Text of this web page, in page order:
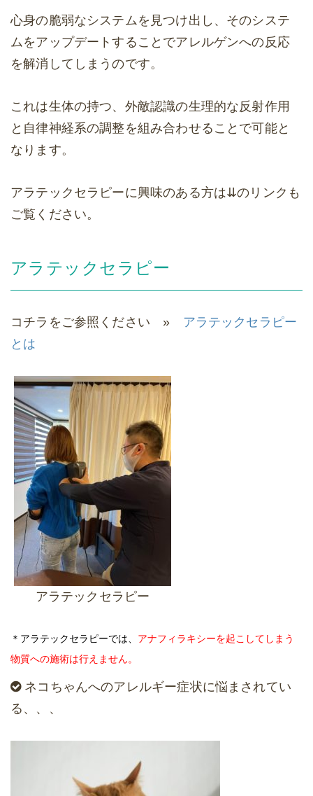
心身の脆弱なシステムを見つけ出し、そのシステ
ムをアップデートすることでアレルゲンへの反応
を解消してしまうのです。
これは生体の持つ、外敵認識の生理的な反射作用
と自律神経系の調整を組み合わせることで可能と
なります。
アラテックセラピーに興味のある方は⇊のリンクも
ご覧ください。
アラテックセラピー
コチラをご参照ください » アラテックセラピー
とは
アラテックセラピー
＊アラテックセラピーでは、 アナフィラキシーを起こしてしまう
物質への施術は行えません。
ネコちゃんへのアレルギー症状に悩まされてい
る、、、